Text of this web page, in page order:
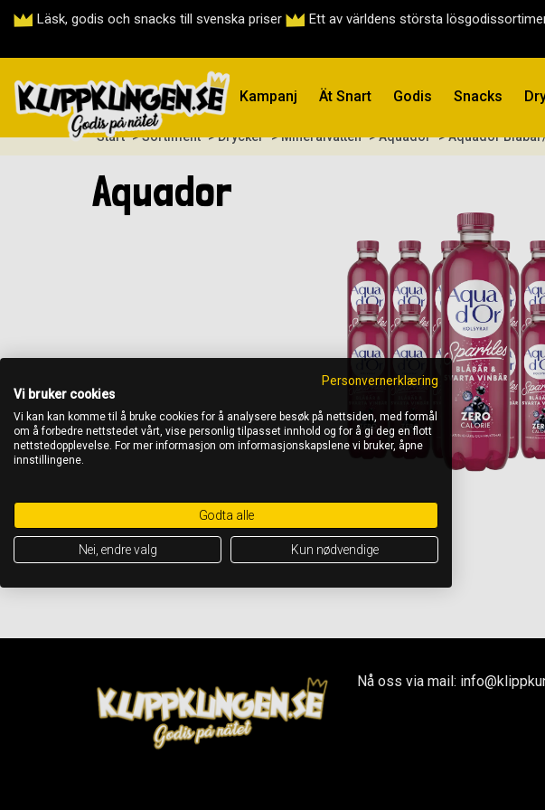
Läsk, godis och snacks till svenska priser Ett av världens största
Kampanj Ät Snart Godis Snacks
Start > Sortiment > Drycker > Mineralvatten > Aquador > Aquador
Aquador
Nå oss via mail:
Personvernerklæring
Vi bruker cookies
Vi kan kan komme til å bruke cookies for å analysere besøk på nettsiden, med formål
om å forbedre nettstedet vårt, vise personlig tilpasset innhold og for å gi deg en flott
nettstedopplevelse. For mer informasjon om informasjonskapslene vi bruker, åpne
innstillingene.
Godta alle
Nei, endre valg Kun nødvendige